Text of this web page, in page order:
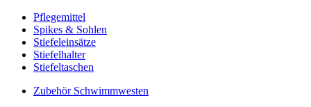
Pflegemittel
Spikes & Sohlen
Stiefeleinsätze
Stiefelhalter
Stiefeltaschen
Zubehör Schwimmwesten